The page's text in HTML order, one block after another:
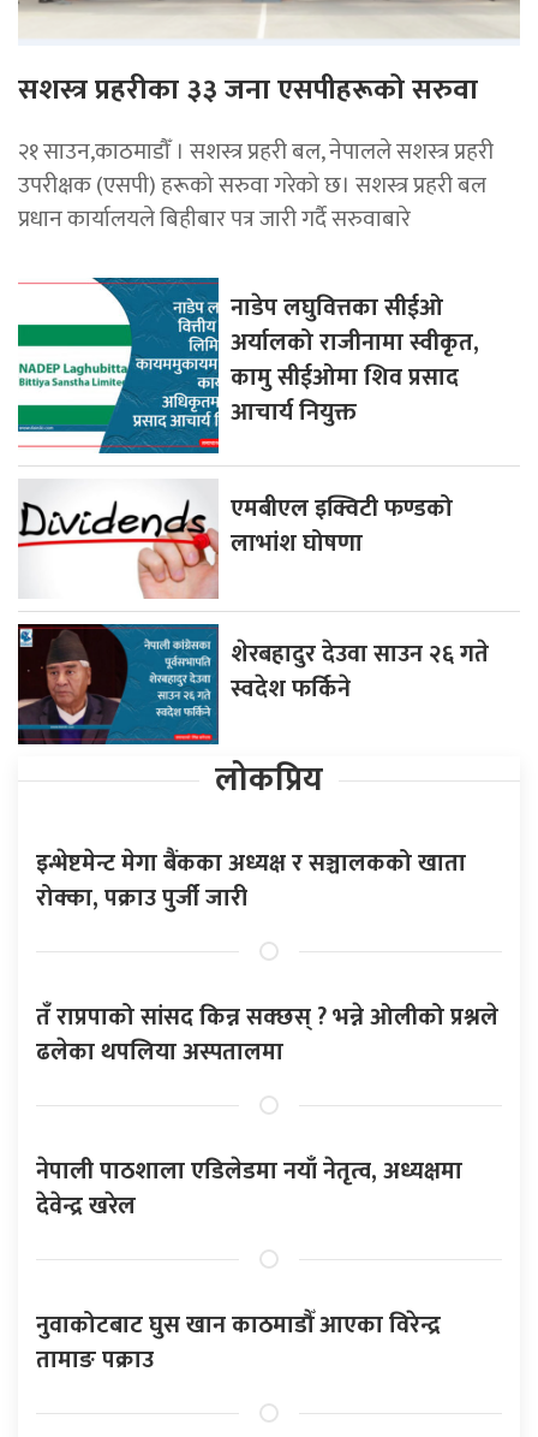
सशस्त्र प्रहरीका ३३ जना एसपीहरूको सरुवा
२१ साउन,काठमाडौँ । सशस्त्र प्रहरी बल, नेपालले सशस्त्र प्रहरी
उपरीक्षक (एसपी) हरूको सरुवा गरेको छ। सशस्त्र प्रहरी बल
प्रधान कार्यालयले बिहीबार पत्र जारी गर्दै सरुवाबारे
नाडेप लघुवित्तका सीईओ
अर्यालको राजीनामा स्वीकृत,
कामु सीईओमा शिव प्रसाद
आचार्य नियुक्त
एमबीएल इक्विटी फण्डको
लाभांश घोषणा
शेरबहादुर देउवा साउन २६ गते
स्वदेश फर्किने
लोकप्रिय
इन्भेष्टमेन्ट मेगा बैंकका अध्यक्ष र सञ्चालकको खाता
रोक्का, पक्राउ पुर्जी जारी
तँ राप्रपाको सांसद किन्न सक्छस् ? भन्ने ओलीको प्रश्नले
ढलेका थपलिया अस्पतालमा
नेपाली पाठशाला एडिलेडमा नयाँ नेतृत्व, अध्यक्षमा
देवेन्द्र खरेल
नुवाकोटबाट घुस खान काठमाडौँ आएका विरेन्द्र
तामाङ पक्राउ